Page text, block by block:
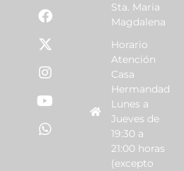
Sta. Maria
Magdalena
Horario
Atención
Casa
Hermandad
Lunes a
Jueves de
19:30 a
21:00 horas
(excepto